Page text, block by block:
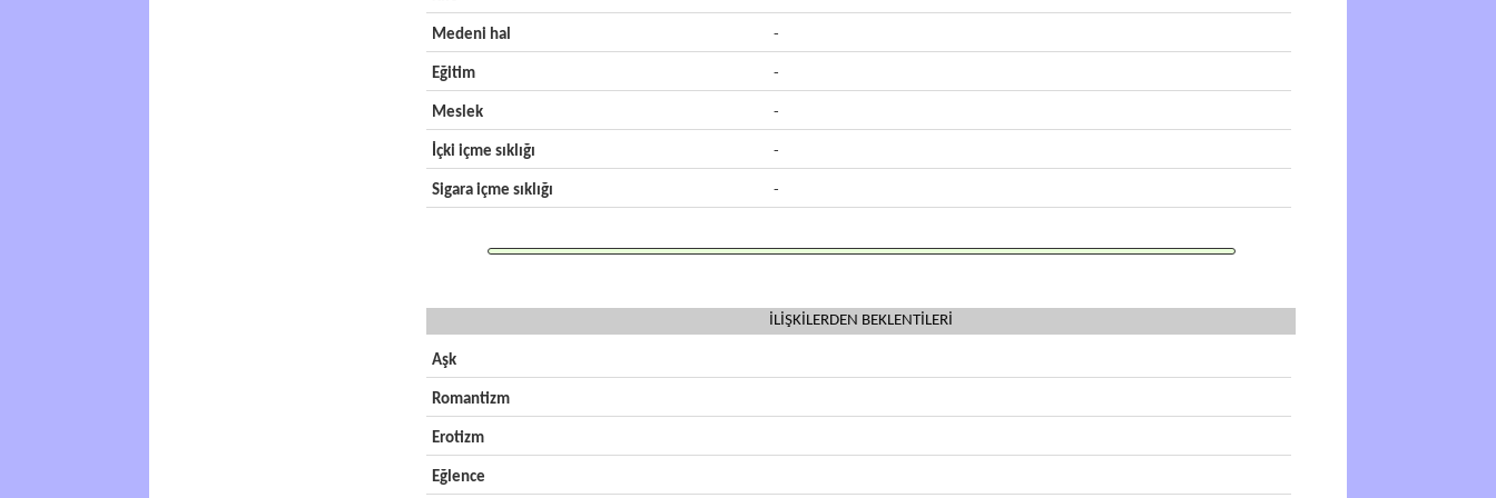
Medeni hal -
Eğitim -
Meslek -
İçki içme sıklığı -
Sigara içme sıklığı -
İLİŞKİLERDEN BEKLENTİLERİ
Aşk
Romantizm
Erotizm
Eğlence